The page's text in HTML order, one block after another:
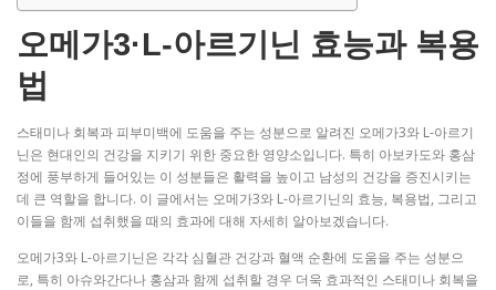
오메가3·L-아르기닌 효능과 복용
법
스태미나 회복과 피부미백에 도움을 주는 성분으로 알려진 오메가3와 L-아르기
닌은 현대인의 건강을 지키기 위한 중요한 영양소입니다. 특히 아보카도와 홍삼
정에 풍부하게 들어있는 이 성분들은 활력을 높이고 남성의 건강을 증진시키는
데 큰 역할을 합니다. 이 글에서는 오메가3와 L-아르기닌의 효능, 복용법, 그리고
이들을 함께 섭취했을 때의 효과에 대해 자세히 알아보겠습니다.
오메가3와 L-아르기닌은 각각 심혈관 건강과 혈액 순환에 도움을 주는 성분으
로, 특히 아슈와간다나 홍삼과 함께 섭취할 경우 더욱 효과적인 스태미나 회복을